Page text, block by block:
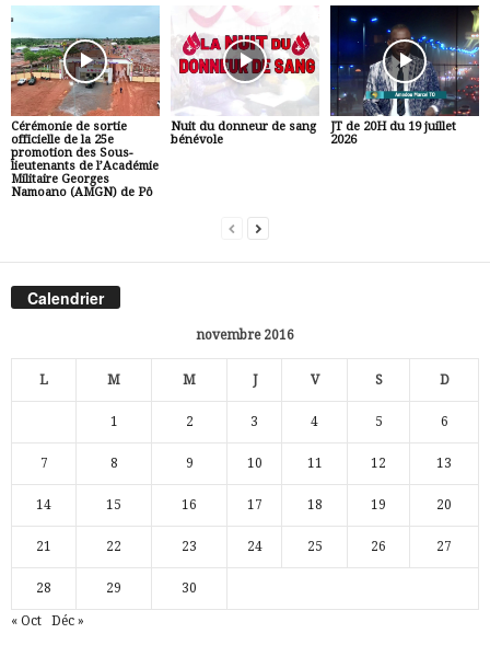
Cérémonie de sortie
officielle de la 25e
promotion des Sous-
lieutenants de l’Académie
Militaire Georges
Namoano (AMGN) de Pô
Nuit du donneur de sang
bénévole
JT de 20H du 19 juillet
2026
Calendrier
novembre 2016
L M M J V S D
1 2 3 4 5 6
7 8 9 10 11 12 13
14 15 16 17 18 19 20
21 22 23 24 25 26 27
28 29 30
« Oct Déc »